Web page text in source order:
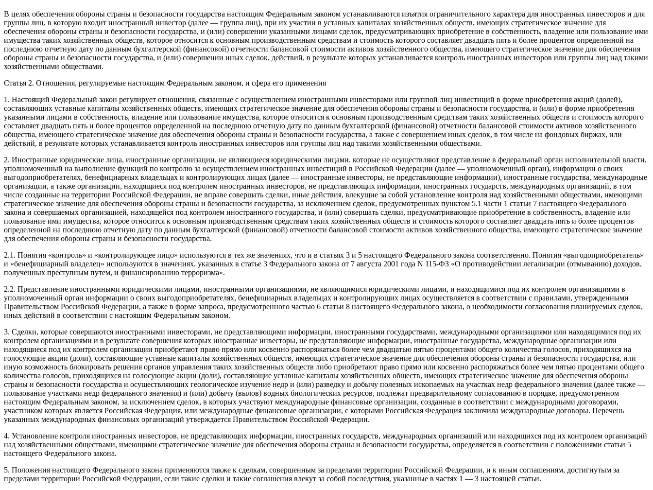
В целях обеспечения обороны страны и безопасности государства настоящим Федеральным законом устанавливаются изъятия ограничительного характера для иностранных инвесторов и для
группы лиц, в которую входит иностранный инвестор (далее — группа лиц), при их участии в уставных капиталах хозяйственных обществ, имеющих стратегическое значение для
обеспечения обороны страны и безопасности государства, и (или) совершении указанными лицами сделок, предусматривающих приобретение в собственность, владение или пользование ими
имущества таких хозяйственных обществ, которое относится к основным производственным средствам и стоимость которого составляет двадцать пять и более процентов определенной на
последнюю отчетную дату по данным бухгалтерской (финансовой) отчетности балансовой стоимости активов хозяйственного общества, имеющего стратегическое значение для обеспечения
обороны страны и безопасности государства, и (или) совершении иных сделок, действий, в результате которых устанавливается контроль иностранных инвесторов или группы лиц над такими
хозяйственными обществами.
Статья 2. Отношения, регулируемые настоящим Федеральным законом, и сфера его применения
1. Настоящий Федеральный закон регулирует отношения, связанные с осуществлением иностранными инвесторами или группой лиц инвестиций в форме приобретения акций (долей),
составляющих уставные капиталы хозяйственных обществ, имеющих стратегическое значение для обеспечения обороны страны и безопасности государства, и (или) в форме приобретения
указанными лицами в собственность, владение или пользование имущества, которое относится к основным производственным средствам таких хозяйственных обществ и стоимость которого
составляет двадцать пять и более процентов определенной на последнюю отчетную дату по данным бухгалтерской (финансовой) отчетности балансовой стоимости активов хозяйственного
общества, имеющего стратегическое значение для обеспечения обороны страны и безопасности государства, а также с совершением иных сделок, в том числе на фондовых биржах, или
действий, в результате которых устанавливается контроль иностранных инвесторов или группы лиц над такими хозяйственными обществами.
2. Иностранные юридические лица, иностранные организации, не являющиеся юридическими лицами, которые не осуществляют представление в федеральный орган исполнительной власти,
уполномоченный на выполнение функций по контролю за осуществлением иностранных инвестиций в Российской Федерации (далее — уполномоченный орган), информации о своих
выгодоприобретателях, бенефициарных владельцах и контролирующих лицах (далее — иностранные инвесторы, не представляющие информации), иностранные государства, международные
организации, а также организации, находящиеся под контролем иностранных инвесторов, не представляющих информации, иностранных государств, международных организаций, в том
числе созданные на территории Российской Федерации, не вправе совершать сделки, иные действия, влекущие за собой установление контроля над хозяйственными обществами, имеющими
стратегическое значение для обеспечения обороны страны и безопасности государства, за исключением сделок, предусмотренных пунктом 5.1 части 1 статьи 7 настоящего Федерального
закона и совершаемых организацией, находящейся под контролем иностранного государства, и (или) совершать сделки, предусматривающие приобретение в собственность, владение или
пользование ими имущества, которое относится к основным производственным средствам таких хозяйственных обществ и стоимость которого составляет двадцать пять и более процентов
определенной на последнюю отчетную дату по данным бухгалтерской (финансовой) отчетности балансовой стоимости активов хозяйственного общества, имеющего стратегическое значение
для обеспечения обороны страны и безопасности государства.
2.1. Понятия «контроль» и «контролирующее лицо» используются в тех же значениях, что и в статьях 3 и 5 настоящего Федерального закона соответственно. Понятия «выгодоприобретатель»
и «бенефициарный владелец» используются в значениях, указанных в статье 3 Федерального закона от 7 августа 2001 года N 115-ФЗ «О противодействии легализации (отмыванию) доходов,
полученных преступным путем, и финансированию терроризма».
2.2. Представление иностранными юридическими лицами, иностранными организациями, не являющимися юридическими лицами, и находящимися под их контролем организациями в
уполномоченный орган информации о своих выгодоприобретателях, бенефициарных владельцах и контролирующих лицах осуществляется в соответствии с правилами, утвержденными
Правительством Российской Федерации, а также в форме запроса, предусмотренного частью 6 статьи 8 настоящего Федерального закона, о необходимости согласования планируемых сделок,
иных действий в соответствии с настоящим Федеральным законом.
3. Сделки, которые совершаются иностранными инвесторами, не представляющими информации, иностранными государствами, международными организациями или находящимися под их
контролем организациями и в результате совершения которых иностранные инвесторы, не представляющие информации, иностранные государства, международные организации или
находящиеся под их контролем организации приобретают право прямо или косвенно распоряжаться более чем двадцатью пятью процентами общего количества голосов, приходящихся на
голосующие акции (доли), составляющие уставные капиталы хозяйственных обществ, имеющих стратегическое значение для обеспечения обороны страны и безопасности государства, или
иную возможность блокировать решения органов управления таких хозяйственных обществ либо приобретают право прямо или косвенно распоряжаться более чем пятью процентами общего
количества голосов, приходящихся на голосующие акции (доли), составляющие уставные капиталы хозяйственных обществ, имеющих стратегическое значение для обеспечения обороны
страны и безопасности государства и осуществляющих геологическое изучение недр и (или) разведку и добычу полезных ископаемых на участках недр федерального значения (далее также —
пользование участками недр федерального значения) и (или) добычу (вылов) водных биологических ресурсов, подлежат предварительному согласованию в порядке, предусмотренном
настоящим Федеральным законом, за исключением сделок, в которых участвуют международные финансовые организации, созданные в соответствии с международными договорами,
участником которых является Российская Федерация, или международные финансовые организации, с которыми Российская Федерация заключила международные договоры. Перечень
указанных международных финансовых организаций утверждается Правительством Российской Федерации.
4. Установление контроля иностранных инвесторов, не представляющих информации, иностранных государств, международных организаций или находящихся под их контролем организаций
над хозяйственными обществами, имеющими стратегическое значение для обеспечения обороны страны и безопасности государства, определяется в соответствии с положениями статьи 5
настоящего Федерального закона.
5. Положения настоящего Федерального закона применяются также к сделкам, совершенным за пределами территории Российской Федерации, и к иным соглашениям, достигнутым за
пределами территории Российской Федерации, если такие сделки и такие соглашения влекут за собой последствия, указанные в частях 1 — 3 настоящей статьи.